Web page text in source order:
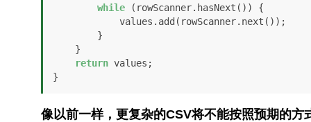
while (rowScanner.hasNext()) {
return values;
}
像以前一样，更复杂的CSV将不能按照预期的方